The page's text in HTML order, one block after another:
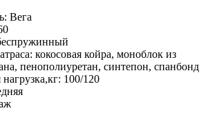
9,360
–
17,160
руб.
: Вега
: кокосовая койра, моноблок из
пенополиуретан, синтепон, спанбонд
: 100/120